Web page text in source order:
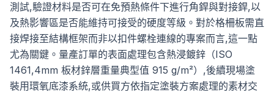
測試,驗證材料是否可在免預熱條件下進行角銲與對接銲,以
及熱影響區是否能維持可接受的硬度等級。對於格柵板需直
接焊接至結構框架而非以扣件螺栓連線的專案而言,這一點
尤為關鍵。量產訂單的表面處理包含熱浸鍍鋅（ISO
1461,4mm 板材鋅層重量典型值 915 g/m²）,後續現場塗
裝用環氧底漆系統,或供買方依指定塗裝方案處理的素材交